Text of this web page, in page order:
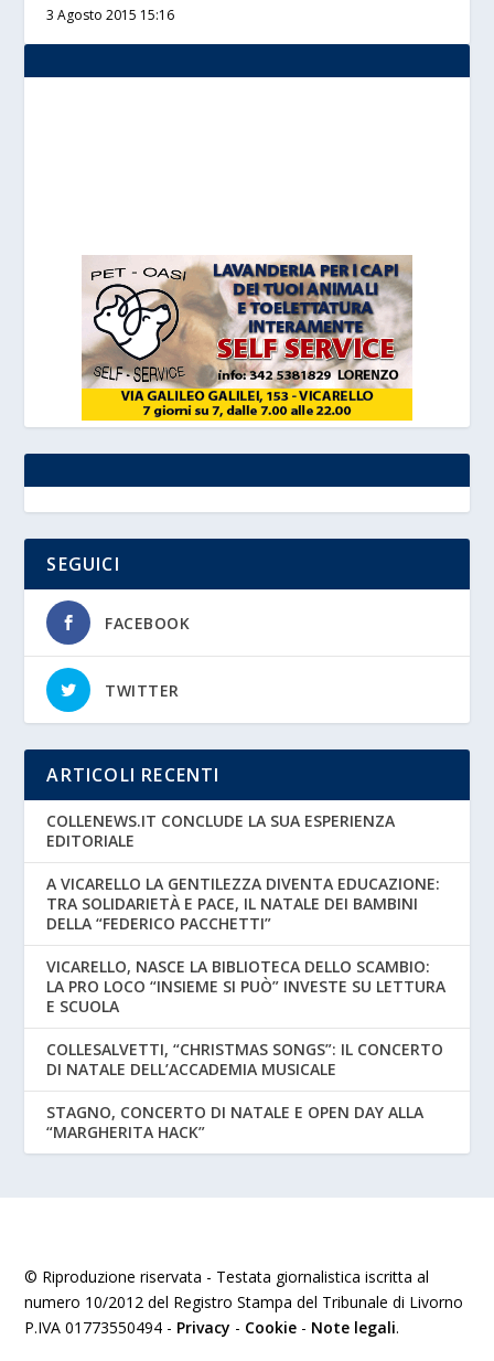
3 Agosto 2015 15:16
SEGUICI
FACEBOOK
TWITTER
ARTICOLI RECENTI
COLLENEWS.IT CONCLUDE LA SUA ESPERIENZA
EDITORIALE
A VICARELLO LA GENTILEZZA DIVENTA EDUCAZIONE:
TRA SOLIDARIETÀ E PACE, IL NATALE DEI BAMBINI
DELLA “FEDERICO PACCHETTI”
VICARELLO, NASCE LA BIBLIOTECA DELLO SCAMBIO:
LA PRO LOCO “INSIEME SI PUÒ” INVESTE SU LETTURA
E SCUOLA
COLLESALVETTI, “CHRISTMAS SONGS”: IL CONCERTO
DI NATALE DELL’ACCADEMIA MUSICALE
STAGNO, CONCERTO DI NATALE E OPEN DAY ALLA
“MARGHERITA HACK”
© Riproduzione riservata - Testata giornalistica iscritta al
numero 10/2012 del Registro Stampa del Tribunale di Livorno
P.IVA 01773550494 - Privacy - Cookie - Note legali.